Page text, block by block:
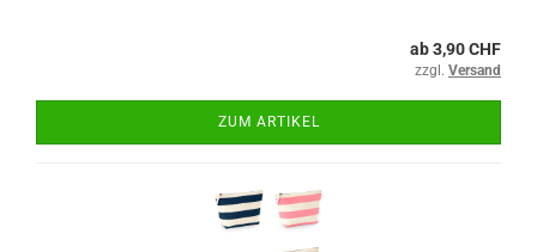
ab 3,90 CHF
zzgl. Versand
ZUM ARTIKEL